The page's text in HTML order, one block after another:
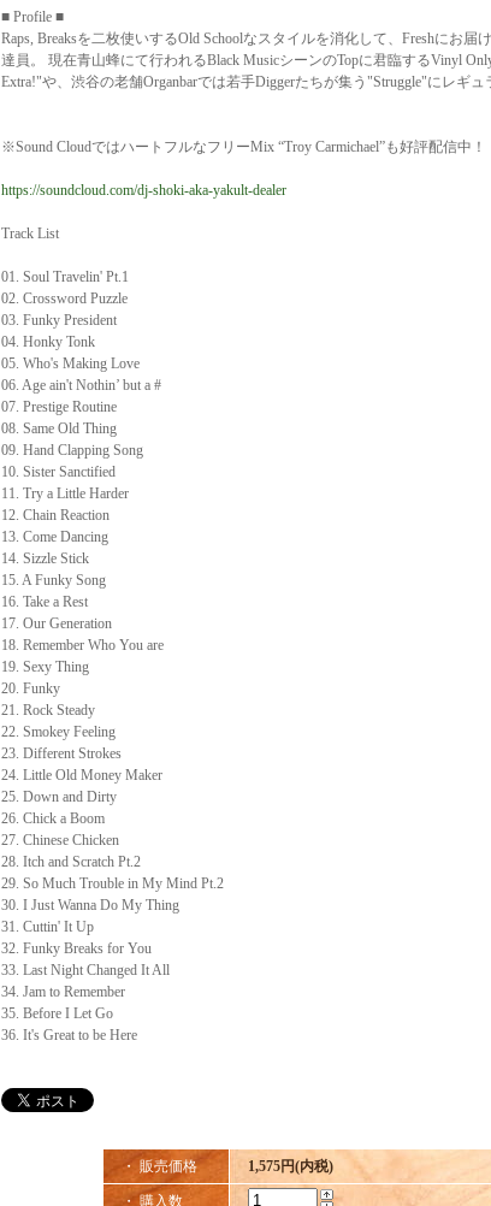
■ Profile ■
Raps, Breaksを二枚使いするOld Schoolなスタイルを消化して、Freshにお届
達員。 現在青山蜂にて行われるBlack MusicシーンのTopに君臨するVinyl
Extra!"や、渋谷の老舗Organbarでは若手Diggerたちが集う"Struggle"にレギュ
※Sound CloudではハートフルなフリーMix “Troy Carmichael”も好評配信中！
https://soundcloud.com/dj-shoki-aka-yakult-dealer
Track List
01. Soul Travelin' Pt.1
02. Crossword Puzzle
03. Funky President
04. Honky Tonk
05. Who's Making Love
06. Age ain't Nothin’ but a #
07. Prestige Routine
08. Same Old Thing
09. Hand Clapping Song
10. Sister Sanctified
11. Try a Little Harder
12. Chain Reaction
13. Come Dancing
14. Sizzle Stick
15. A Funky Song
16. Take a Rest
17. Our Generation
18. Remember Who You are
19. Sexy Thing
20. Funky
21. Rock Steady
22. Smokey Feeling
23. Different Strokes
24. Little Old Money Maker
25. Down and Dirty
26. Chick a Boom
27. Chinese Chicken
28. Itch and Scratch Pt.2
29. So Much Trouble in My Mind Pt.2
30. I Just Wanna Do My Thing
31. Cuttin' It Up
32. Funky Breaks for You
33. Last Night Changed It All
34. Jam to Remember
35. Before I Let Go
36. It's Great to be Here
・ 販売価格 1,575円(内税)
・ 購入数